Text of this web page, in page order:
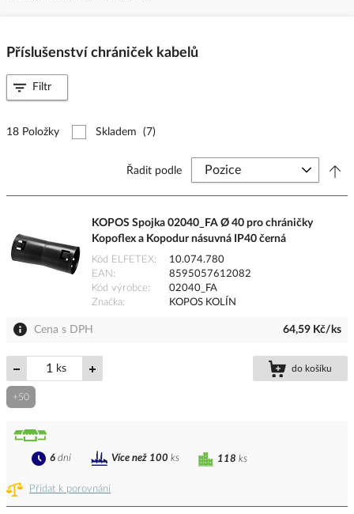
Příslušenství chrániček kabelů
18 Položky Skladem (7)
Řadit podle
KOPOS Spojka 02040_FA Ø 40 pro chráničky
Kopoflex a Kopodur násuvná IP40 černá
Kód ELFETEX
10.074.780
EAN
8595057612082
Kód výrobce
02040_FA
Značka
KOPOS KOLÍN
Cena s DPH 64,59 Kč/ks
ks do košíku
+50
Přidat k porovnání
118 ks
6 dní Více než 100 ks
Filtr